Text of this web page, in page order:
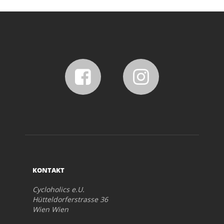
KONTAKT
Cycloholics e.U.
Hütteldorferstrasse 36
Wien Wien